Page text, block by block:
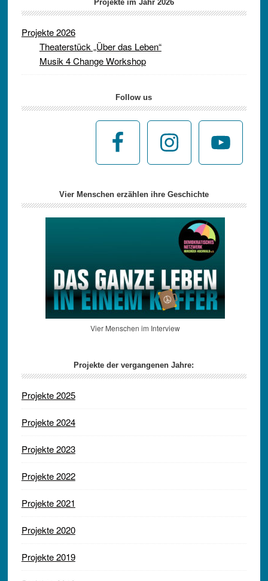
Projekte im Jahr 2026
Projekte 2026
Theaterstück „Über das Leben“
Musik 4 Change Workshop
Follow us
Vier Menschen erzählen ihre Geschichte
Vier Menschen im Interview
Projekte der vergangenen Jahre:
Projekte 2025
Projekte 2024
Projekte 2023
Projekte 2022
Projekte 2021
Projekte 2020
Projekte 2019